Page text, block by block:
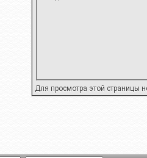
Для просмотра этой страницы